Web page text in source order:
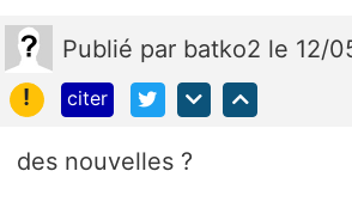
Publié par batko2 le 12/
!
citer
des nouvelles ?